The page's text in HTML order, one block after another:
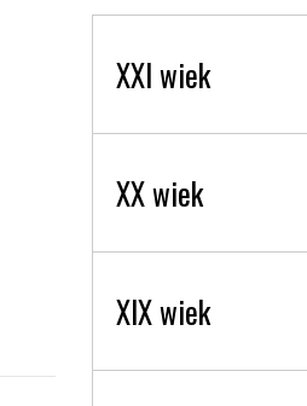
XXI wiek
XX wiek
XIX wiek